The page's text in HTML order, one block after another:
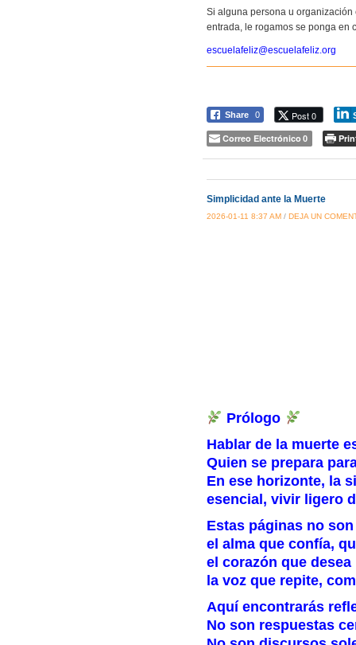
Si alguna persona u
entrada, le rogamos se ponga en
escuelafeliz@escuelafeliz.org
Share 0 Post 0
Correo Electrónico 0
Simplicidad ante la Muerte
2026-01-11 8:37 AM / DEJA UN
Prólogo
Hablar de la muerte
Quien se prepara
En ese horizonte, la
esencial, vivir ligero
Estas páginas no
el alma que confía,
el corazón que
la voz que repite,
Aquí encontrarás
No son respuestas